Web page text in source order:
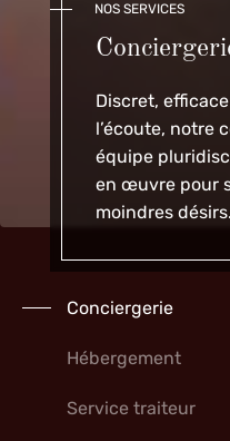
NOS SERVICES
Discret,
l’écoute, notre
équipe
en œuvre pour
moindres désirs.
Conciergerie
Hébergement
Service traiteur